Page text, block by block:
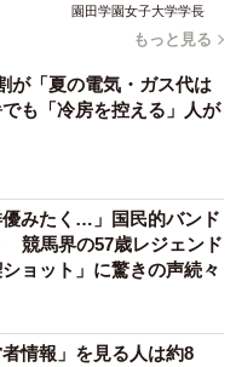
付きのイヤホンを試し
音が耳に入ってしまう
す。以前祖母が、『補
聞こえない』と言って
セリング機能なら、も
けを聞けるかも？と思
祖母は退院したばかり
と思った…というのも
園田学園女子大学学長
もっと見る
が「夏の電気・ガス代は
も「冷房を控える」人が
優みたく…」国民的バンド
競馬界の57歳レジェンド
ョット」に驚きの声続々
情報」を見る人は約8